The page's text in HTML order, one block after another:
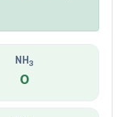
NH 3
0